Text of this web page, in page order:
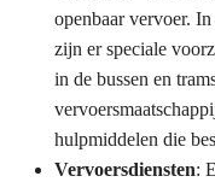
openbaar vervoer.
zijn er speciale
in de bussen en
hulpmiddelen die
Vervoersdiensten: